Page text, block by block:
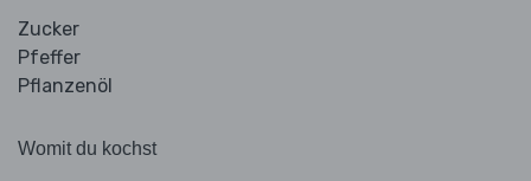
Zucker
Pfeffer
Pflanzenöl
Womit du kochst